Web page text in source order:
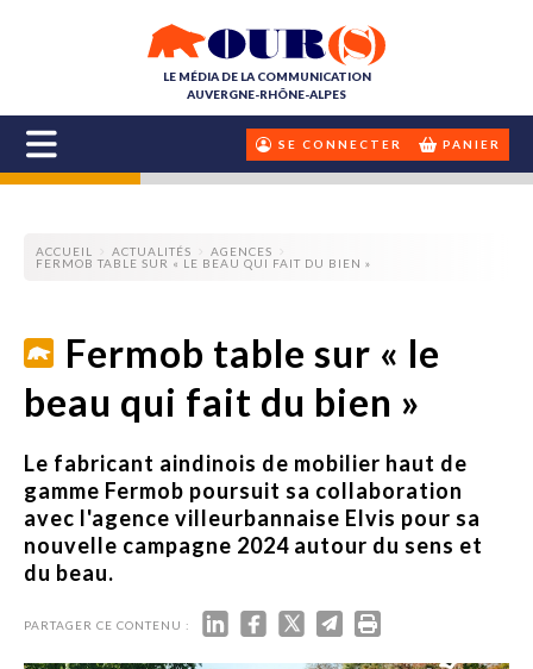
LE MÉDIA DE LA COMMUNICATION
AUVERGNE-RHÔNE-ALPES
SE CONNECTER PANIER
ACCUEIL ACTUALITÉS
AGENCES
FERMOB TABLE SUR « LE BEAU QUI FAIT DU BIEN »
Fermob table sur « le
beau qui fait du bien »
Le fabricant aindinois de mobilier haut de
gamme Fermob poursuit sa collaboration
avec l'agence villeurbannaise Elvis pour sa
nouvelle campagne 2024 autour du sens et
du beau.
PARTAGER CE CONTENU :